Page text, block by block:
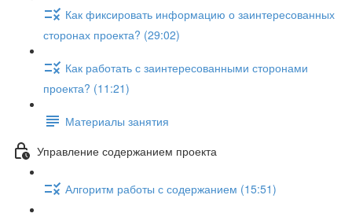
Как фиксировать информацию о заинтересованных
сторонах проекта? (29:02)
Как работать с заинтересованными сторонами
проекта? (11:21)
Материалы занятия
Управление содержанием проекта
Алгоритм работы с содержанием (15:51)